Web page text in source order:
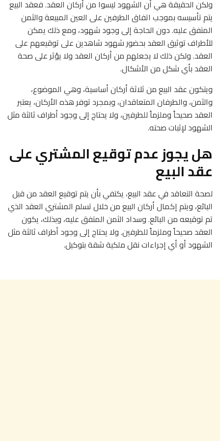
ولكن الحقيقة هي أن الشهود ليسوا من أركان العقد. فعقد البيع
يتم تأسيسه بموجب اتفاق الطرفين على العين المبيعة والثمن
المتفق عليه. دون الحاجة إلى وجود شهود، ومع ذلك يمكن
للأطراف توثيق العقد بحضور شهود شاهدين على توقيعهم على
العقد. ولكن ذلك لا يجعلهم من أركان العقد ولا يؤثر على صحة
العقد بأي شكل من الأشكال.
ويتكون عقد البيع من ثلاثة أركان أساسية، وهي الموضوع،
والثمن، والطرفان المتعاقدان، وبمجرد توفر هذه الأركان، يعتبر
العقد صحيحاً وملزماً للطرفين، ولا يحتاج إلى وجود أطراف ثالثة مثل
الشهود لإثبات صحته.
هل يجوز عدم توقيع المشتري على
عقد البيع
لصحة التعاقد في عقد البيع، يكتفي بأن يتم توقيع العقد من قبل
البائع، ويتم إكمال أركان البيع من خلال تسلم المشتري العقد الذي
تم توقيعه من البائع. وسداد الثمن المتفق عليه، وبذلك، يكون
العقد صحيحاً وملزماً للطرفين. ولا يحتاج إلى وجود أطراف ثالثة مثل
الشهود أو أي إجراءات نقل ملكية شقة بتوكيل.